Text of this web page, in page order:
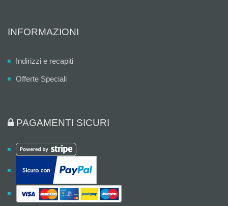
INFORMAZIONI
Indirizzi e recapiti
Offerte Speciali
PAGAMENTI SICURI